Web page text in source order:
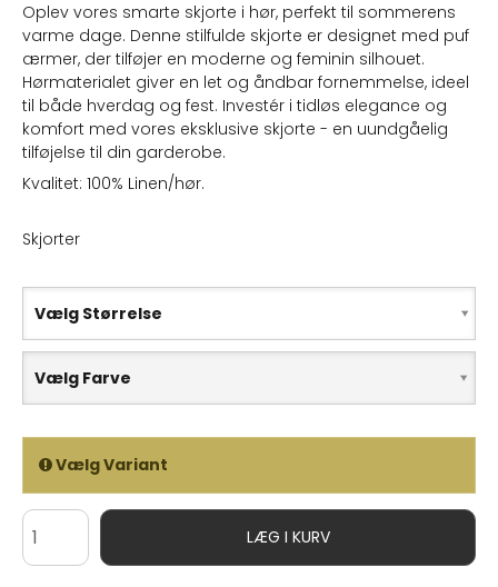
Oplev vores smarte skjorte i hør, perfekt til sommerens
varme dage. Denne stilfulde skjorte er designet med puf
ærmer, der tilføjer en moderne og feminin silhouet.
Hørmaterialet giver en let og åndbar fornemmelse, ideel
til både hverdag og fest. Investér i tidløs elegance og
komfort med vores eksklusive skjorte - en uundgåelig
tilføjelse til din garderobe.
Kvalitet: 100% Linen/hør.
Skjorter
Vælg Størrelse
Vælg Farve
Vælg Variant
LÆG I KURV